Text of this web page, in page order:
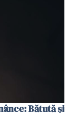
Bătută și